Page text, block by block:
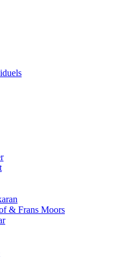
& Frans Moors